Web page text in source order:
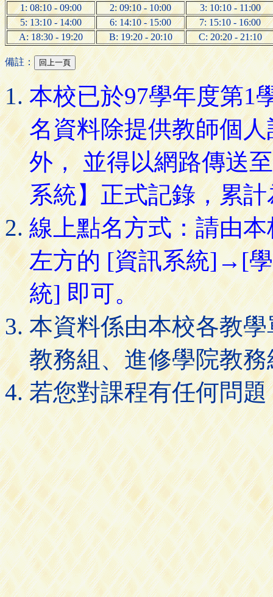
1: 08:10 - 09:00 2: 09:10 - 10:00
3: 10:10 - 11:00
5: 13:10 - 14:00
6: 14:10 - 15:00
7: 15:10 - 16:00
A: 18:30 - 19:20
B: 19:20 - 20:10 C: 20:20 - 21:10
備註：
本校已於97學年度第1
名資料除提供教師個
外， 並得以網路傳送
系統】正式記錄，累
線上點名方式：請由
左方的 [資訊系統]→[
統] 即可。
本資料係由本校各教
教務組、進修學院教
若您對課程有任何問